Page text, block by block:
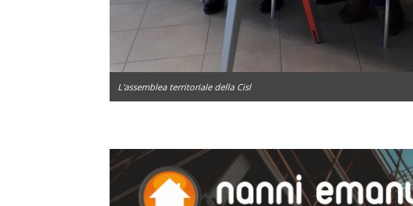
L'assemblea territoriale della Cisl